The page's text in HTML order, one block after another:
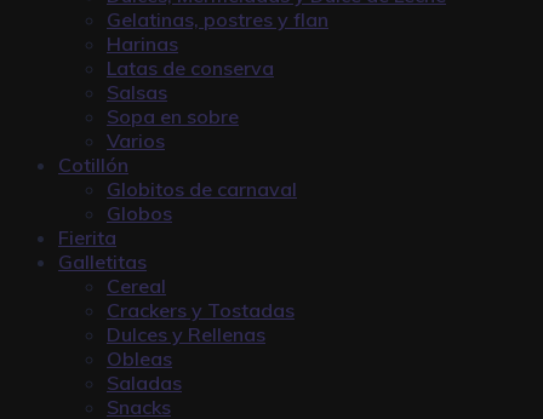
Gelatinas, postres y flan
Harinas
Latas de conserva
Salsas
Sopa en sobre
Varios
Cotillón
Globitos de carnaval
Globos
Fierita
Galletitas
Cereal
Crackers y Tostadas
Dulces y Rellenas
Obleas
Saladas
Snacks